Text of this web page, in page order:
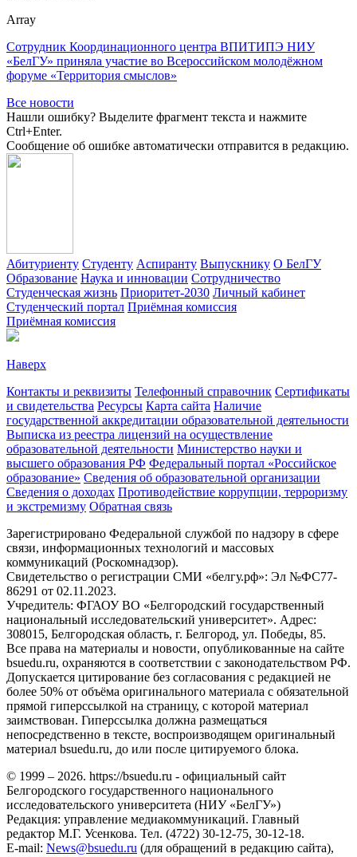
Array
Сотрудник Координационного центра ВПИТИПЭ НИУ
«БелГУ» приняла участие во Всероссийском молодёжном
форуме «Территория смыслов»
Все новости
Нашли ошибку? Выделите фрагмент текста и нажмите
Ctrl+Enter.
Сообщение об ошибке автоматически отправится в редакцию.
Абитуриенту Студенту Аспиранту Выпускнику О БелГУ
Образование Наука и инновации Сотрудничество
Студенческая жизнь Приоритет-2030 Личный кабинет
Студенческий портал Приёмная комиссия
Приёмная комиссия
Наверх
Контакты и реквизиты Телефонный справочник Сертификаты
и свидетельства Ресурсы Карта сайта Наличие
государственной аккредитации образовательной деятельности
Выписка из реестра лицензий на осуществление
образовательной деятельности Министерствo науки и
высшего образования РФ Федеральный портал «Российское
образование» Сведения об образовательной организации
Сведения о доходах Противодействие коррупции, терроризму
и экстремизму Обратная связь
Зарегистрировано Федеральной службой по надзору в сфере
связи, информационных технологий и массовых
коммуникаций (Роскомнадзор).
Свидетельство о регистрации СМИ «белгу.рф»: Эл №ФС77-
86291 от 02.11.2023.
Учредитель: ФГАОУ ВО «Белгородский государственный
национальный исследовательский университет». Адрес:
308015, Белгородская область, г. Белгород, ул. Победы, 85.
Все права на материалы и новости, опубликованные на сайте
bsuedu.ru, охраняются в соответствии с законодательством РФ.
Допускается цитирование без согласования с редакцией не
более 50% от объёма оригинального материала с обязательной
прямой гиперссылкой на страницу, с которой материал
заимствован. Гиперссылка должна размещаться
непосредственно в тексте, воспроизводящем оригинальный
материал bsuedu.ru, до или после цитируемого блока.
© 1999 – 2026. https://bsuedu.ru - официальный сайт
Белгородского государственного национального
исследовательского университета (НИУ «БелГУ»)
Редакция: управление медиакоммуникаций. Главный
редактор М.Г. Усенкова. Тел. (4722) 30-12-75, 30-12-18.
E-mail: News@bsuedu.ru (для обращений в редакцию сайта),